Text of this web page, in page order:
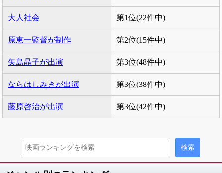
大人社会 第1位(22件中)
原恵一監督が制作 第2位(15件中)
矢島晶子が出演 第3位(48件中)
ならはしみきが出演 第3位(38件中)
藤原啓治が出演 第3位(42件中)